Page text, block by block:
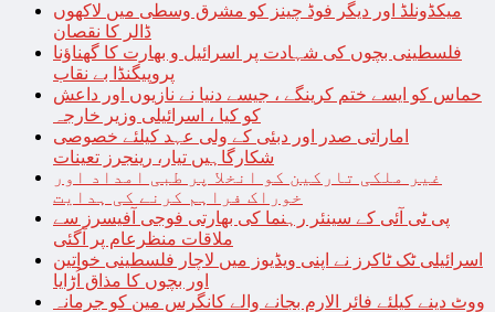
میکڈونلڈ اور دیگر فوڈ چینز کو مشرق وسطی میں لاکھوں
ڈالر کا نقصان
فلسطینی بچوں کی شہادت پر اسرائیل و بھارت کا گھناؤنا
پروپیگنڈا بے نقاب
حماس کو ایسے ختم کرینگے ، جیسے دنیا نے نازیوں اور داعش
کو کیا ، اسرائیلی وزیر خارجہ
اماراتی صدر اور دبئی کے ولی عہد کیلئے خصوصی
شکارگاہیں تیار، رینجرز تعینات
غیر ملکی تارکین کو انخلا پر طبی امداد اور
خوراک فراہم کرنے کی ہدایت
پی ٹی آئی کے سینئر رہنما کی بھارتی فوجی آفیسرز سے
ملاقات منظرعام پر آگئی
اسرائیلی ٹک ٹاکرز نے اپنی ویڈیوز میں لاچار فلسطینی خواتین
اور بچوں کا مذاق اُڑایا
ووٹ دینے کیلئے فائر الارم بجانے والے کانگرس مین کو جرمانہ